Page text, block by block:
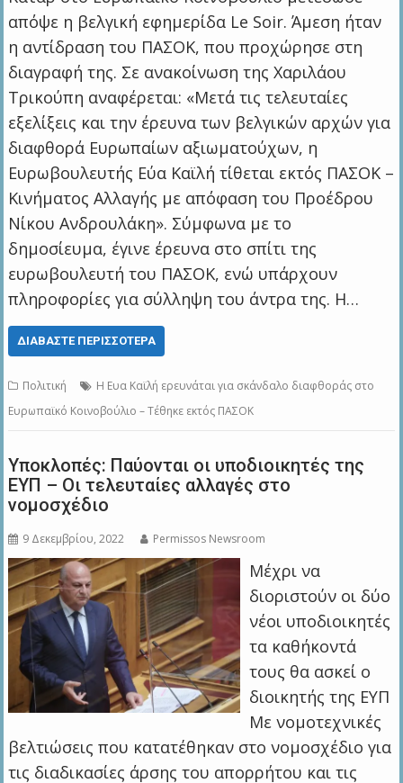
απόψε η βελγική εφημερίδα Le Soir. Άμεση ήταν
η αντίδραση του ΠΑΣΟΚ, που προχώρησε στη
διαγραφή της. Σε ανακοίνωση της Χαριλάου
Τρικούπη αναφέρεται: «Μετά τις τελευταίες
εξελίξεις και την έρευνα των βελγικών αρχών για
διαφθορά Ευρωπαίων αξιωματούχων, η
Ευρωβουλευτής Εύα Καϊλή τίθεται εκτός ΠΑΣΟΚ –
Κινήματος Αλλαγής με απόφαση του Προέδρου
Νίκου Ανδρουλάκη». Σύμφωνα με το
δημοσίευμα, έγινε έρευνα στο σπίτι της
ευρωβουλευτή του ΠΑΣΟΚ, ενώ υπάρχουν
πληροφορίες για σύλληψη του άντρα της. Η…
ΔΙΑΒΆΣΤΕ ΠΕΡΙΣΣΌΤΕΡΑ
Πολιτική
Η Ευα Καϊλή ερευνάται για σκάνδαλο διαφθοράς στο
Ευρωπαϊκό Κοινοβούλιο – Τέθηκε εκτός ΠΑΣΟΚ
Υποκλοπές: Παύονται οι υποδιοικητές της
ΕΥΠ – Οι τελευταίες αλλαγές στο
νομοσχέδιο
9 Δεκεμβρίου, 2022 Permissos Newsroom
Μέχρι να
διοριστούν οι δύο
νέοι υποδιοικητές
τα καθήκοντά
τους θα ασκεί ο
διοικητής της ΕΥΠ
Με νομοτεχνικές
βελτιώσεις που κατατέθηκαν στο νομοσχέδιο για
τις διαδικασίες άρσης του απορρήτου και τις